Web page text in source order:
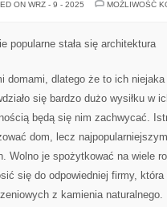
ON WRZ - 9 - 2025
MOŻLIWOŚĆ
popularne stała się architektura
domami, dlatego że to ich
się bardzo dużo wysiłku w
będą się nim zachwycać.
dom, lecz
Wolno je spożytkować na wiele
się do odpowiedniej firmy,
z kamienia